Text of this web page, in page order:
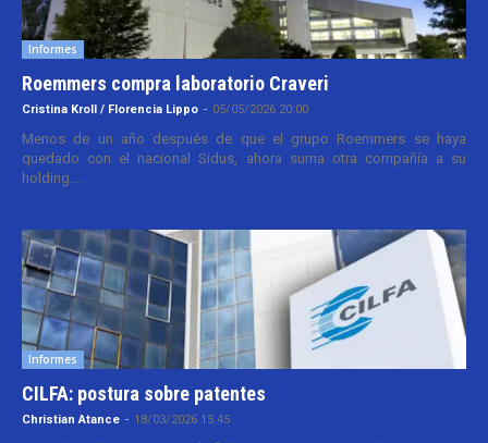
Informes
Roemmers compra laboratorio Craveri
Cristina Kroll / Florencia Lippo - 05/05/2026 20:00
Menos de un año después de que el grupo Roemmers se haya
quedado con el nacional Sidus, ahora suma otra compañía a su
holding....
Informes
CILFA: postura sobre patentes
Christian Atance - 18/03/2026 15:45